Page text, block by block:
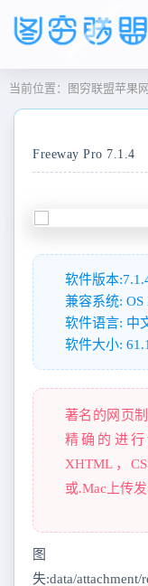
当前位置： 图穷联盟苹果网
Freeway Pro 7.1.4
软件版本
兼容系统: OS
软件语言: 中
软件大小:
著名的网页
精确的进
XHTML，
或.Mac上传发
失:data/